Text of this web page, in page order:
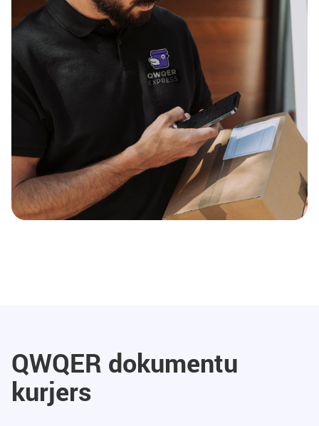
QWQER dokumentu
kurjers